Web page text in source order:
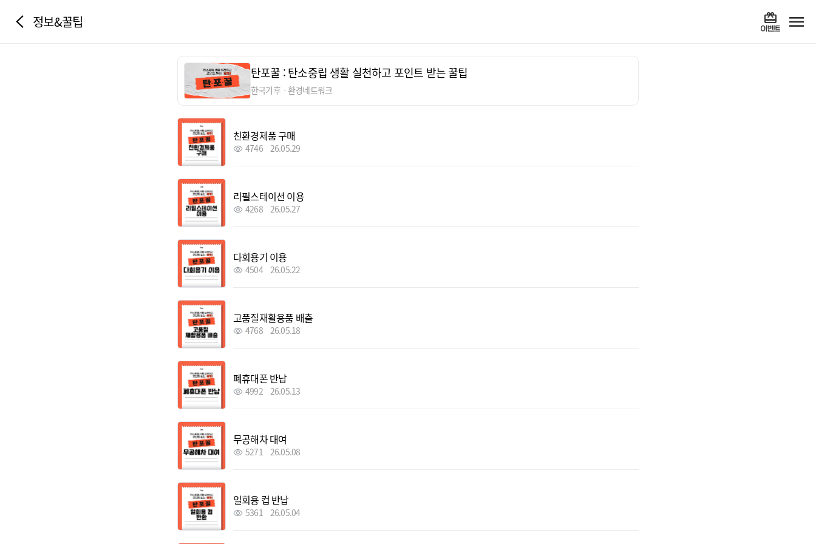
정보&꿀팁
탄포꿀 : 탄소중립 생활 실천하고 포인트 받는 꿀팁
한국기후ㆍ환경네트워크
친환경제품 구매
4746 26.05.29
리필스테이션 이용
4268 26.05.27
다회용기 이용
4504 26.05.22
고품질재활용품 배출
4768 26.05.18
폐휴대폰 반납
4992 26.05.13
무공해차 대여
5271 26.05.08
일회용 컵 반납
5361 26.05.04